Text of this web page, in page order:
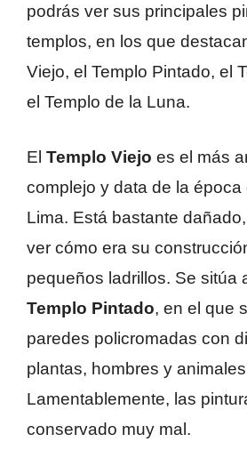
podrás ver sus principales
templos, en los que
Viejo, el Templo Pintado, el
el Templo de la Luna.
El Templo Viejo es el más
complejo y data de la época
Lima. Está bastante
ver cómo era su
pequeños ladrillos. Se sitúa
Templo Pintado, en el que
paredes policromadas con
plantas, hombres y
Lamentablemente, las
conservado muy mal.